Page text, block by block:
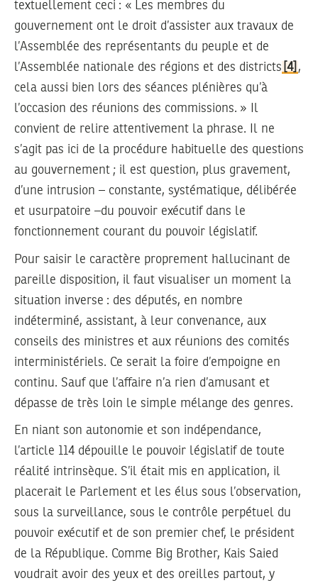
textuellement ceci : « Les membres du
gouvernement ont le droit d’assister aux travaux de
l’Assemblée des représentants du peuple et de
l’Assemblée nationale des régions et des districts [4] ,
cela aussi bien lors des séances plénières qu’à
l’occasion des réunions des commissions. » Il
convient de relire attentivement la phrase. Il ne
s’agit pas ici de la procédure habituelle des questions
au gouvernement ; il est question, plus gravement,
d’une intrusion – constante, systématique, délibérée
et usurpatoire –du pouvoir exécutif dans le
fonctionnement courant du pouvoir législatif.
Pour saisir le caractère proprement hallucinant de
pareille disposition, il faut visualiser un moment la
situation inverse : des députés, en nombre
indéterminé, assistant, à leur convenance, aux
conseils des ministres et aux réunions des comités
interministériels. Ce serait la foire d’empoigne en
continu. Sauf que l’affaire n’a rien d’amusant et
dépasse de très loin le simple mélange des genres.
En niant son autonomie et son indépendance,
l’article 114 dépouille le pouvoir législatif de toute
réalité intrinsèque. S’il était mis en application, il
placerait le Parlement et les élus sous l’observation,
sous la surveillance, sous le contrôle perpétuel du
pouvoir exécutif et de son premier chef, le président
de la République. Comme Big Brother, Kais Saied
voudrait avoir des yeux et des oreilles partout, y